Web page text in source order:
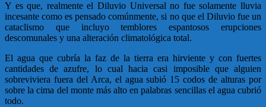
Y es que, realmente el Diluvio Universal no fue solamente lluvia
incesante como es pensado comúnmente, si no que el Diluvio fue un
cataclismo que incluyo temblores espantosos erupciones
descomunales y una alteración climatológica total.
El agua que cubría la faz de la tierra era hirviente y con fuertes
cantidades de azufre, lo cual hacia casi imposible que alguien
sobreviviera fuera del Arca, el agua subió 15 codos de alturas por
sobre la cima del monte más alto en palabras sencillas el agua cubrió
todo.